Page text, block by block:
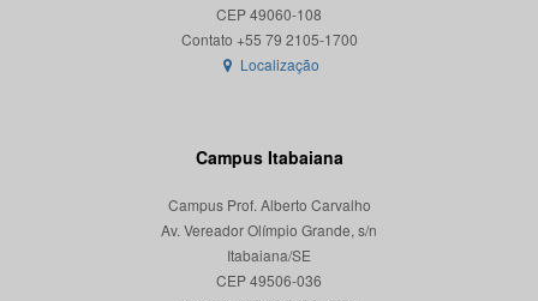
CEP 49060-108
Localização
Campus Itabaiana
Campus Prof. Alberto Carvalho
Av. Vereador Olímpio Grande, s/n
Itabaiana/SE
CEP 49506-036